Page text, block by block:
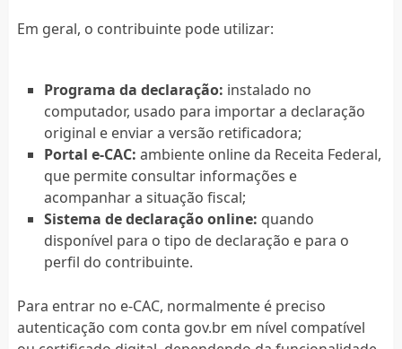
Em geral, o contribuinte pode utilizar:
Programa da declaração: instalado no
computador, usado para importar a declaração
original e enviar a versão retificadora;
Portal e-CAC: ambiente online da Receita Federal,
que permite consultar informações e
acompanhar a situação fiscal;
Sistema de declaração online: quando
disponível para o tipo de declaração e para o
perfil do contribuinte.
Para entrar no e-CAC, normalmente é preciso
autenticação com conta gov.br em nível compatível